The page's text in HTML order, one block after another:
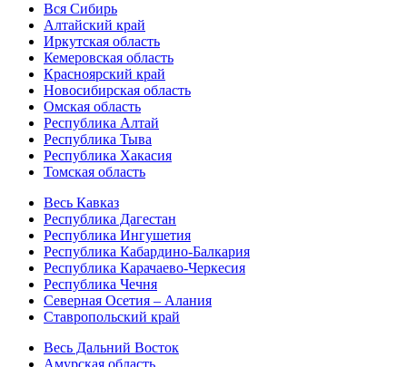
Вся Сибирь
Алтайский край
Иркутская область
Кемеровская область
Красноярский край
Новосибирская область
Омская область
Республика Алтай
Республика Тыва
Республика Хакасия
Томская область
Весь Кавказ
Республика Дагестан
Республика Ингушетия
Республика Кабардино-Балкария
Республика Карачаево-Черкесия
Республика Чечня
Северная Осетия – Алания
Ставропольский край
Весь Дальний Восток
Амурская область